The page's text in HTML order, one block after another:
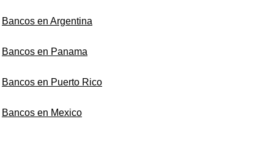
Bancos en Argentina
Bancos en Panama
Bancos en Puerto Rico
Bancos en Mexico